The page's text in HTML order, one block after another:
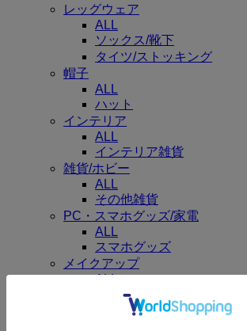
レッグウェア
ALL
ソックス/靴下
タイツ/ストッキング
帽子
ALL
ハット
インテリア
ALL
インテリア雑貨
雑貨/ホビー
ALL
その他雑貨
PC・スマホグッズ/家電
ALL
スマホグッズ
メイクアップ
ALL
コスメキット/ギフトセット
ビューティーグッズ